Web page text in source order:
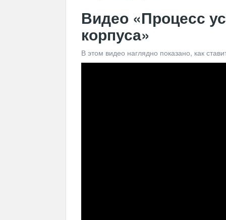
Видео «Процесс
корпуса»
В этом видео наглядно показано, как